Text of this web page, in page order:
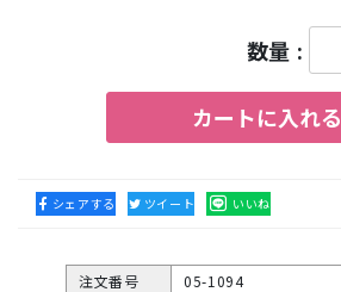
数量 :
カートに入れる
シェアする ツイート いいね
注文番号
05-1094